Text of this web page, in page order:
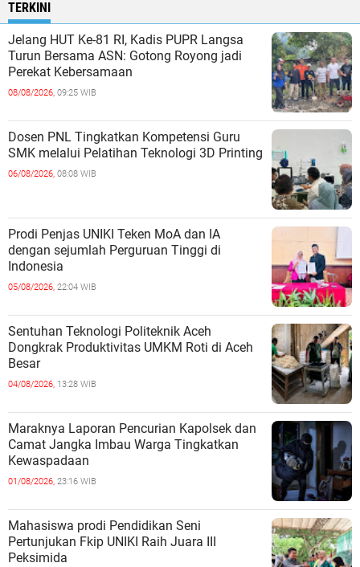
TERKINI
Jelang HUT Ke-81 RI, Kadis PUPR Langsa
Turun Bersama ASN: Gotong Royong jadi
Perekat Kebersamaan
08/08/2026, 09:25 WIB
Dosen PNL Tingkatkan Kompetensi Guru
SMK melalui Pelatihan Teknologi 3D Printing
06/08/2026, 08:08 WIB
Prodi Penjas UNIKI Teken MoA dan IA
dengan sejumlah Perguruan Tinggi di
Indonesia
05/08/2026, 22:04 WIB
Sentuhan Teknologi Politeknik Aceh
Dongkrak Produktivitas UMKM Roti di Aceh
Besar
04/08/2026, 13:28 WIB
Maraknya Laporan Pencurian Kapolsek dan
Camat Jangka Imbau Warga Tingkatkan
Kewaspadaan
01/08/2026, 23:16 WIB
Mahasiswa prodi Pendidikan Seni
Pertunjukan Fkip UNIKI Raih Juara III
Peksimida